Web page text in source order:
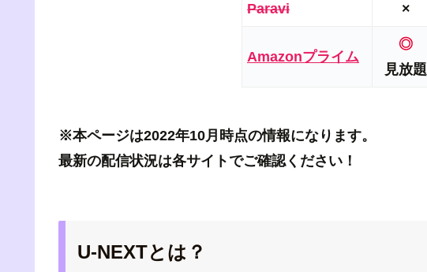
Paravi ×
Amazonプライム
◎
見放題
※本ページは2022年10月時点の情報になります。
最新の配信状況は各サイトでご確認ください！
U-NEXTとは？